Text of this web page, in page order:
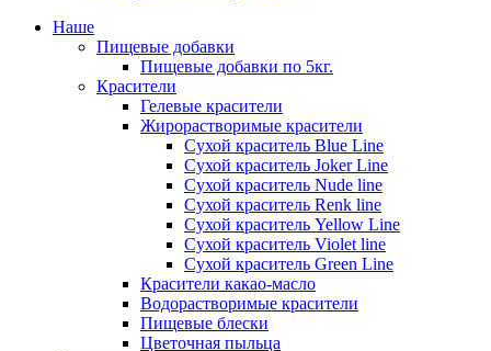
Наше
Пищевые добавки
Пищевые добавки по 5кг.
Красители
Гелевые красители
Жирорастворимые красители
Сухой краситель Blue Line
Сухой краситель Joker Line
Сухой краситель Nude line
Сухой краситель Renk line
Сухой краситель Yellow Line
Сухой краситель Violet line
Сухой краситель Green Line
Красители какао-масло
Водорастворимые красители
Пищевые блески
Цветочная пыльца